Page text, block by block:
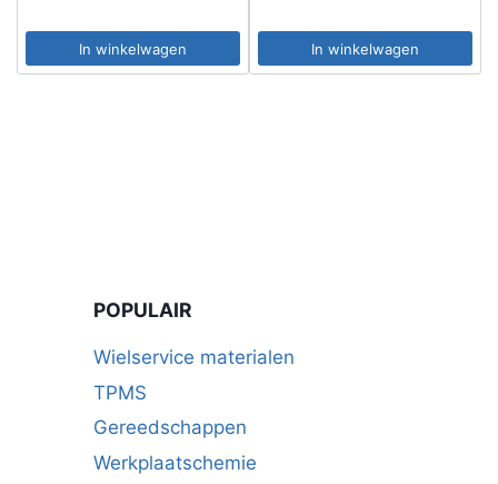
In winkelwagen In winkelwagen
POPULAIR
Wielservice materialen
TPMS
Gereedschappen
Werkplaatschemie